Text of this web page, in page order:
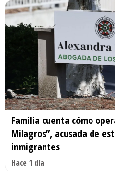
Familia cuenta cómo
Milagros”, acusada de
inmigrantes
Hace 1 día